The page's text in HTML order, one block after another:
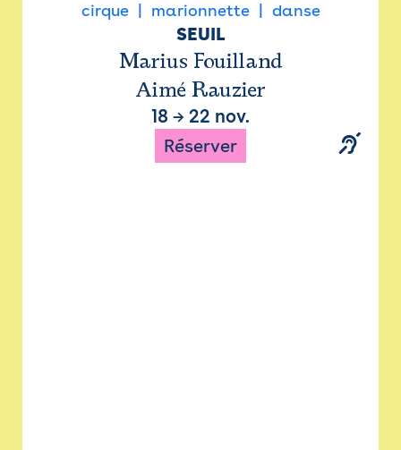
cirque marionnette danse
SEUIL
Marius Fouilland
Aimé Rauzier
18 → 22 nov.
Réserver